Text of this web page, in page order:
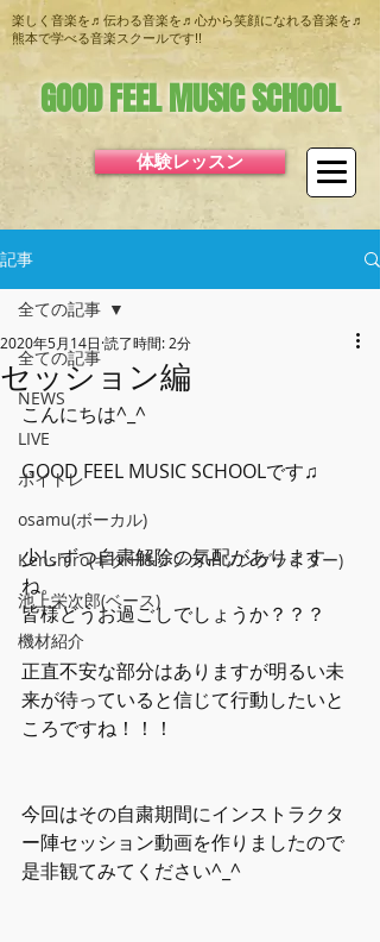
GOOD FEEL MUSIC SCHOOL
体験レッスン
楽しく音楽を♬伝わる音楽を♬心から笑顔になれる音楽を♬
熊本で学べる音楽スクールです!!
記事
全ての記事
NEWS
LIVE
ボイトレ
osamu(ボーカル)
Kenshiro(ギター&シンガーソングライター)
池上栄次郎(ベース)
機材紹介
全ての記事
セッション編
2020年5月14日 読了時間: 2分
こんにちは^_^
GOOD FEEL MUSIC SCHOOLです♫
少しずつ自粛解除の気配があります
ね。
皆様どうお過ごしでしょうか？？？
正直不安な部分はありますが明るい未
来が待っていると信じて行動したいと
ころですね！！！
今回はその自粛期間にインストラクタ
ー陣セッション動画を作りましたので
是非観てみてください^_^